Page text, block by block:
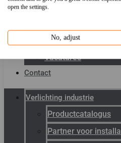
open the settings.
No, adjust
Toepassingen
Werken bij
Vacatures
Contact
Verlichting industrie
Productcatalogus
Partner voor